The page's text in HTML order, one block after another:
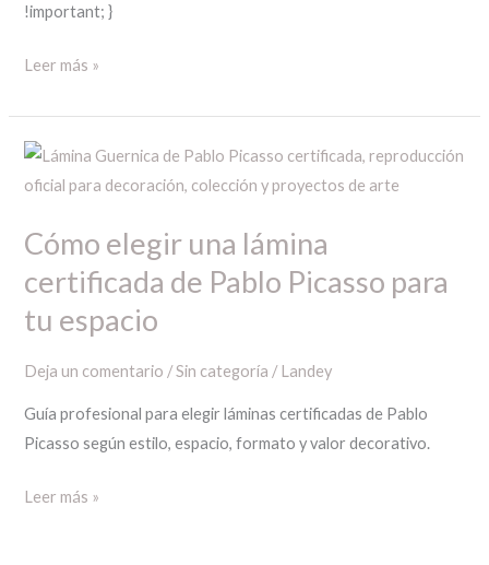
!important; }
Leer más »
Cómo elegir una lámina
certificada de Pablo Picasso para
tu espacio
Deja un comentario /Sin categoría / Landey
Guía profesional para elegir láminas certificadas de Pablo
Picasso según estilo, espacio, formato y valor decorativo.
Cómo
elegir
lámina
certificada
Pablo
Picasso
tu
espacio
Leer más »